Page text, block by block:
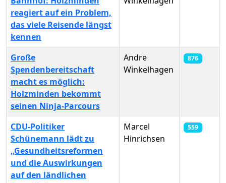
reagiert auf ein Problem,
das viele Reisende längst
kennen
Große
Spendenbereitschaft
macht es möglich:
Holzminden bekommt
seinen Ninja-Parcours
Andre
Winkelhagen
876
CDU-Politiker
Schünemann lädt zu
„Gesundheitsreformen
und die Auswirkungen
auf den ländlichen
Marcel
Hinrichsen
559